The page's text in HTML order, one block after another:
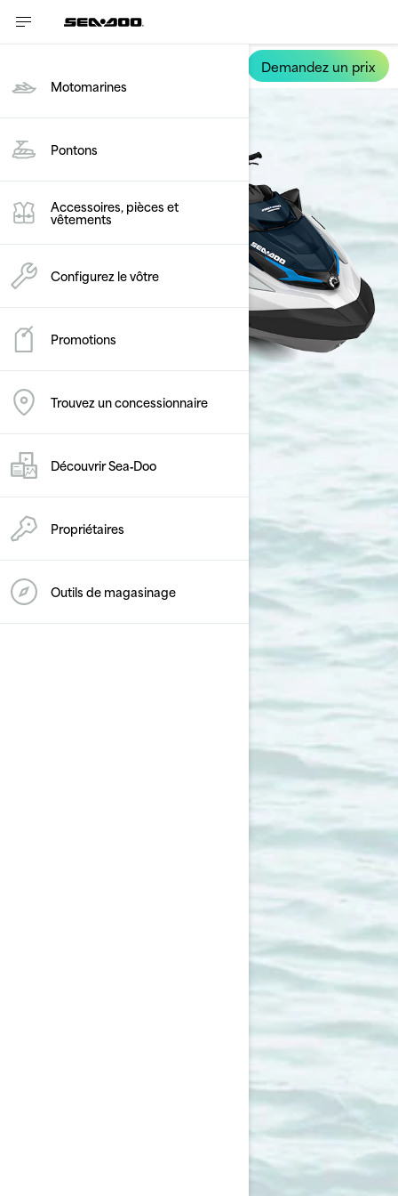
Motomarines
Pontons
Accessoires, pièces et
vêtements
Configurez le vôtre
Promotions
Trouvez un concessionnaire
Découvrir Sea‑Doo
Propriétaires
Outils de magasinage
Demandez un prix